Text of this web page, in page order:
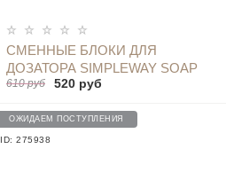
СМЕННЫЕ БЛОКИ ДЛЯ
ДОЗАТОРА SIMPLEWAY SOAP
LIQUID DISPENSER 2 ШТ Х 420 Г -
610 руб 520 руб
ОПОВЕСТИТЬ
ОЖИДАЕМ ПОСТУПЛЕНИЯ
ID: 275938